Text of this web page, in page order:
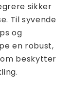
sikker
Til syvende
og
en robust,
beskytter